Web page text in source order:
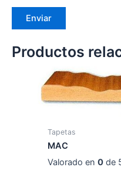
Productos
Tapetas
MAC
Valorado en0 de